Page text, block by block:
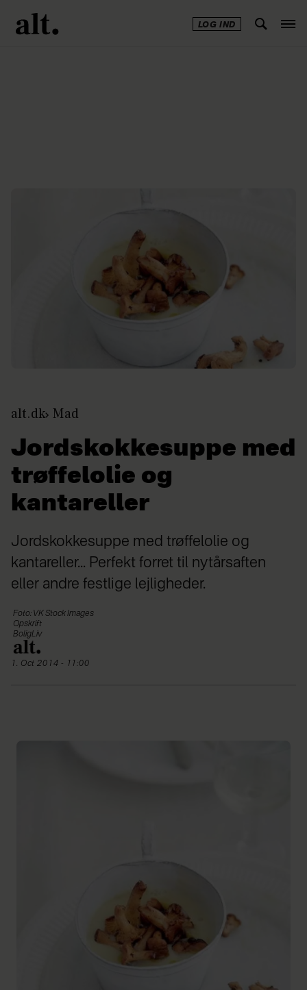
LOG IND
alt.dk Mad
Jordskokkesuppe med
trøffelolie og
kantareller
Jordskokkesuppe med trøffelolie og
kantareller... Perfekt forret til nytårsaften
eller andre festlige lejligheder.
Foto: VK Stock Images
Opskrift
BoligLiv
1. Oct 2014 - 11:00